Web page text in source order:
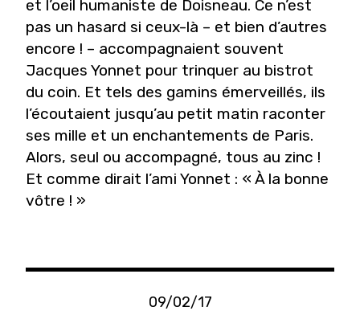
et l’oeil humaniste de Doisneau. Ce n’est
pas un hasard si ceux-là – et bien d’autres
encore ! – accompagnaient souvent
Jacques Yonnet pour trinquer au bistrot
du coin. Et tels des gamins émerveillés, ils
l’écoutaient jusqu’au petit matin raconter
ses mille et un enchantements de Paris.
Alors, seul ou accompagné, tous au zinc !
Et comme dirait l’ami Yonnet : « À la bonne
vôtre ! »
09/02/17